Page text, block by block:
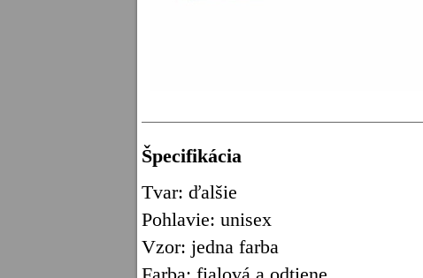
Špecifikácia
Tvar: ďalšie
Pohlavie: unisex
Vzor: jedna farba